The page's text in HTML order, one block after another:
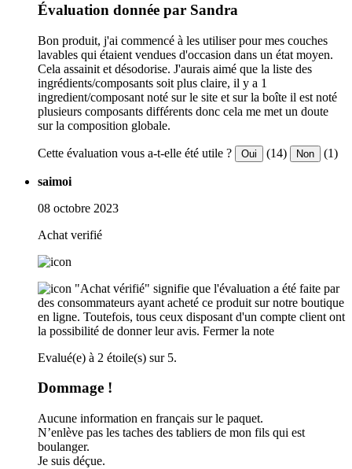
Évaluation donnée par Sandra
Bon produit, j'ai commencé à les utiliser pour mes couches
lavables qui étaient vendues d'occasion dans un état moyen.
Cela assainit et désodorise. J'aurais aimé que la liste des
ingrédients/composants soit plus claire, il y a 1
ingredient/composant noté sur le site et sur la boîte il est noté
plusieurs composants différents donc cela me met un doute
sur la composition globale.
Cette évaluation vous a-t-elle été utile ? Oui (14) Non (1)
saimoi
08 octobre 2023
Achat verifié
"Achat vérifié" signifie que l'évaluation a été faite par
des consommateurs ayant acheté ce produit sur notre boutique
en ligne. Toutefois, tous ceux disposant d'un compte client ont
la possibilité de donner leur avis. Fermer la note
Evalué(e) à 2 étoile(s) sur 5.
Dommage !
Aucune information en français sur le paquet.
N’enlève pas les taches des tabliers de mon fils qui est
boulanger.
Je suis déçue.